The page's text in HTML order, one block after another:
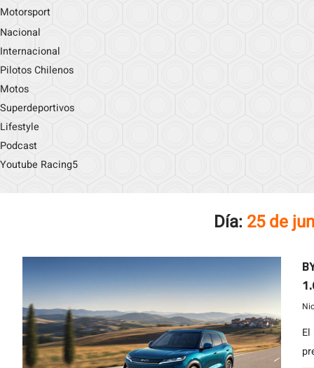
Motorsport
Nacional
Internacional
Pilotos Chilenos
Motos
Superdeportivos
Lifestyle
Podcast
Youtube Racing5
Día: 25 de